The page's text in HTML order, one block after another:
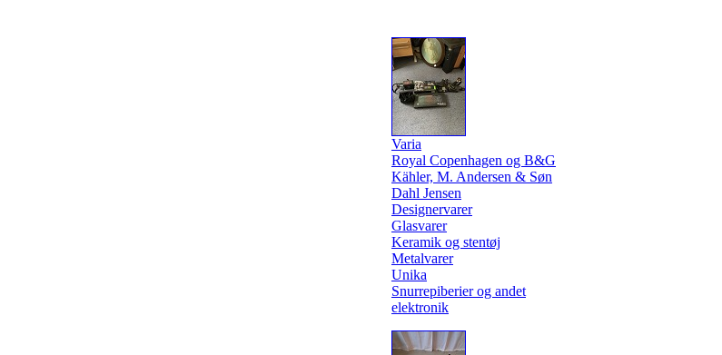
Varia
Royal Copenhagen og B&G
Kähler, M. Andersen & Søn
Dahl Jensen
Designervarer
Glasvarer
Keramik og stentøj
Metalvarer
Unika
Snurrepiberier og andet
elektronik